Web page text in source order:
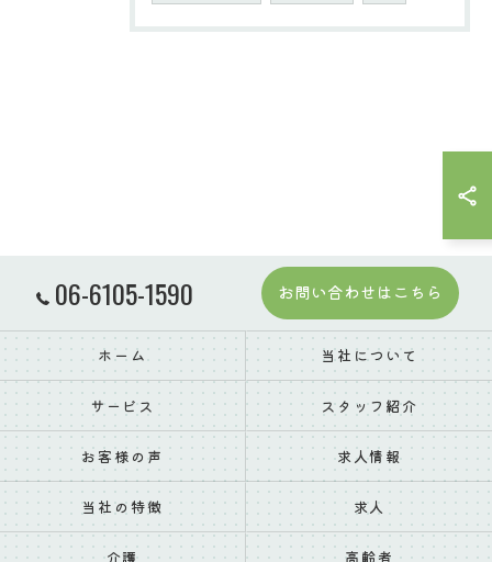
06-6105-1590 お問い合わせはこちら
ホーム 当社について
サービス スタッフ紹介
お客様の声 求人情報
当社の特徴 求人
介護 高齢者